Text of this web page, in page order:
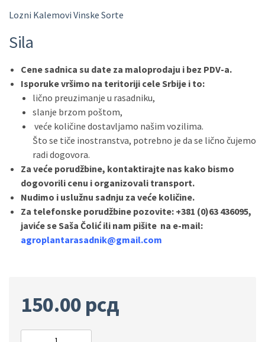
Lozni Kalemovi Vinske Sorte
Sila
Cene sadnica su date za maloprodaju i bez PDV-a.
Isporuke vršimo na teritoriji cele Srbije i to:
lično preuzimanje u rasadniku,
slanje brzom poštom,
veće količine dostavljamo našim vozilima.
Što se tiče inostranstva, potrebno je da se lično čujemo
radi dogovora.
Za veće porudžbine, kontaktirajte nas kako bismo
dogovorili cenu i organizovali transport.
Nudimo i uslužnu sadnju za veće količine.
Za telefonske porudžbine pozovite: +381 (0)63 436095,
javiće se Saša Čolić ili nam pišite na e-mail:
agroplantarasadnik@gmail.com
150.00 рсд